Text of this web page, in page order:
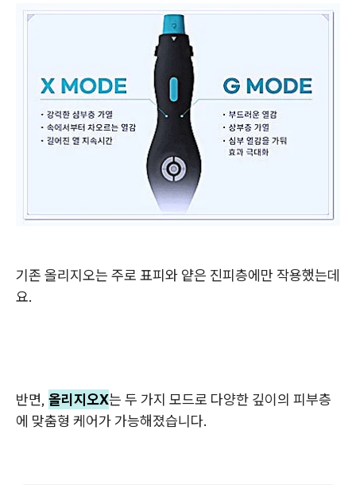
기존 올리지오는 주로 표피와 얕은 진피층에만 작용했는데
요.
반면, 올리지오X는 두 가지 모드로 다양한 깊이의 피부층
에 맞춤형 케어가 가능해졌습니다.